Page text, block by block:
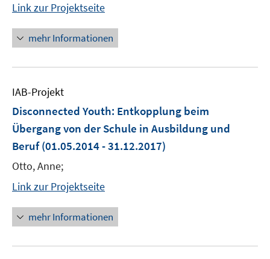
Link zur Projektseite
mehr Informationen
IAB-Projekt
Disconnected Youth: Entkopplung beim
Übergang von der Schule in Ausbildung und
Beruf(01.05.2014 - 31.12.2017)
Otto, Anne;
Link zur Projektseite
mehr Informationen